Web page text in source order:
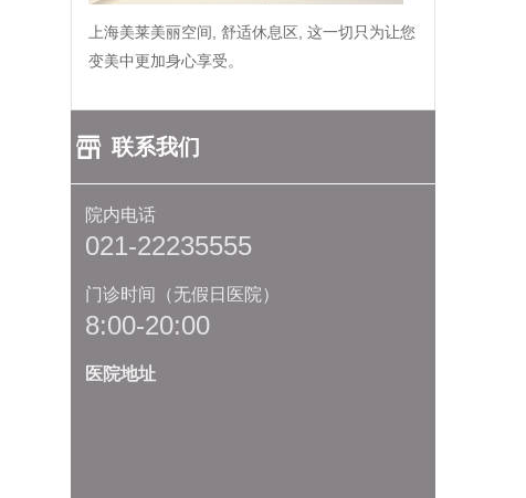
上海美莱美丽空间, 舒适休息区, 这一切只为让您
变美中更加身心享受。
联系我们
院内电话
021-22235555
门诊时间（无假日医院）
8:00-20:00
医院地址